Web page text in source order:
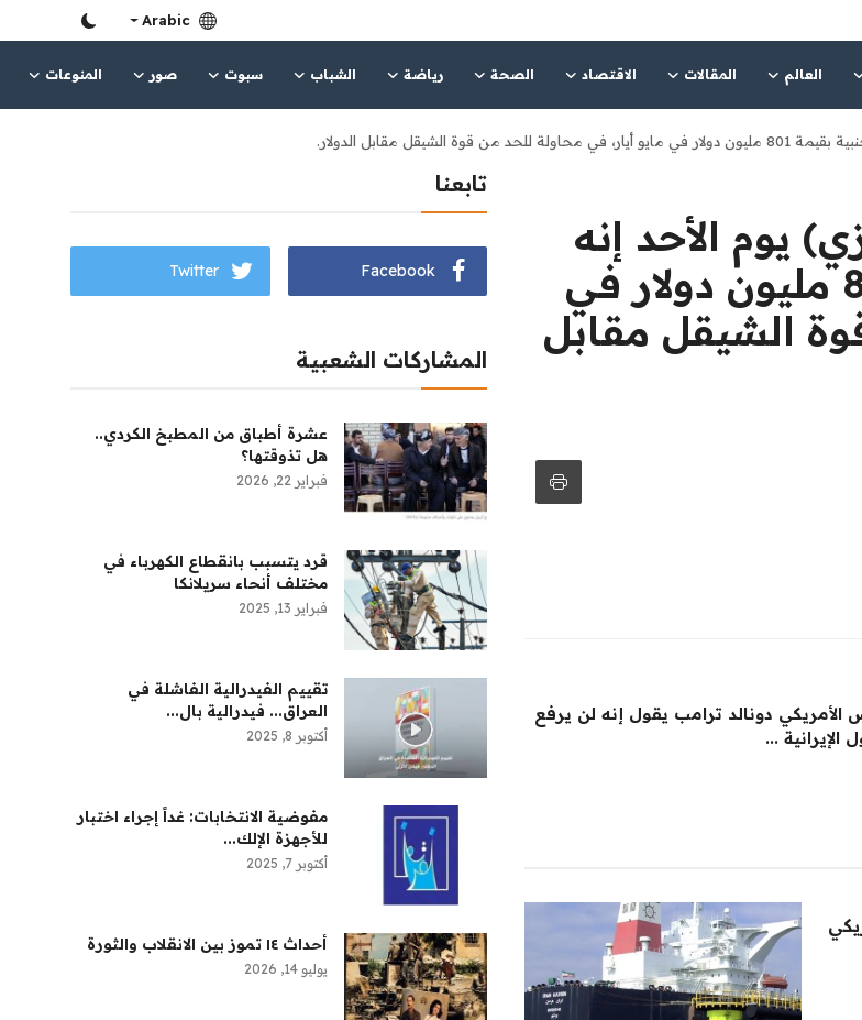
Arabic
العالم المقالات الاقتصاد الصحة رياضة الشباب سبوت صور المنوعات
مقابل الدولار.
يوم الأحد إنه
‌اشترى عملات أجنبية بقيمة 801 مليون ​دولار في ​
​الشيقل مقابل
​الأمريكي دونالد ترامب ‌يقول إنه لن يرفع
الإيرانية ​...
تابعنا
Facebook
Twitter
المشاركات الشعبية
عشرة أطباق من المطبخ الكردي..
هل تذوقتها؟
فبراير 22, 2026
قرد يتسبب بانقطاع الكهرباء في
مختلف أنحاء سريلانكا
فبراير 13, 2025
تقييم الفيدرالية الفاشلة في
العراق... فيدرالية بال...
أكتوبر 8, 2025
مفوضية الانتخابات: غداً إجراء اختبار
للأجهزة الإلك...
أكتوبر 7, 2025
أحداث ١٤ تموز بين الانقلاب والثورة
يوليو 14, 2026